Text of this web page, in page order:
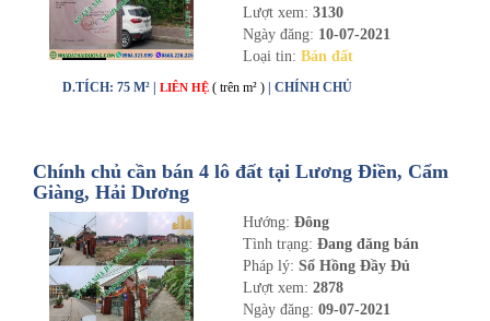
Lượt xem: 3130
Ngày đăng: 10-07-2021
Loại tin: Bán đất
D.TÍCH: 75 M² | LIÊN HỆ ( trên m² ) | CHÍNH CHỦ
Chính chủ cần bán 4 lô đất tại Lương Điền, Cẩm
Giàng, Hải Dương
Hướng: Đông
Tình trạng: Đang đăng bán
Pháp lý: Sổ Hồng Đầy Đủ
Lượt xem: 2878
Ngày đăng: 09-07-2021